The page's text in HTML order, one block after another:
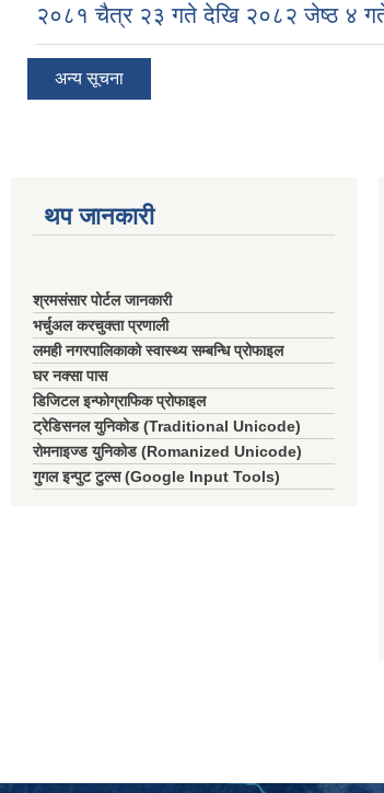
२०८१ चैत्र २३ गते देखि २०८२ जेष्ठ ४ गते
अन्य सूचना
थप जानकारी
श्रमसंसार पोर्टल जानकारी
भर्चुअल करचुक्ता प्रणाली
लमही नगरपालिकाको स्वास्थ्य सम्बन्धि प्रोफाइल
घर नक्सा पास
डिजिटल इन्फोग्राफिक प्रोफाइल
ट्रेडिसनल युनिकोड (Traditional Unicode)
रोमनाइज्ड युनिकोड (Romanized Unicode)
गुगल इन्पुट टुल्स (Google Input Tools)